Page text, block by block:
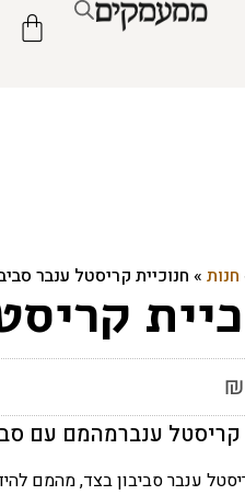
חנות » חנוכיית קריסטל ענבר
₪
קריסטל ענברמהמם עם
ענבר סביבון בצד, מהמם